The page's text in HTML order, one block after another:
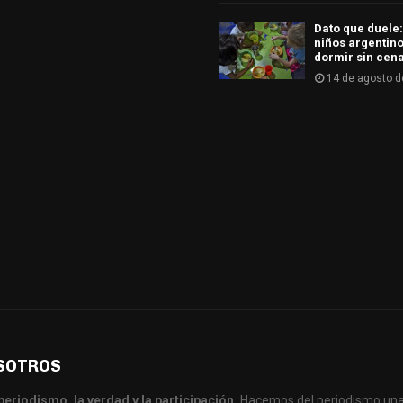
Dato que
niños
dormir sin
14 de agosto